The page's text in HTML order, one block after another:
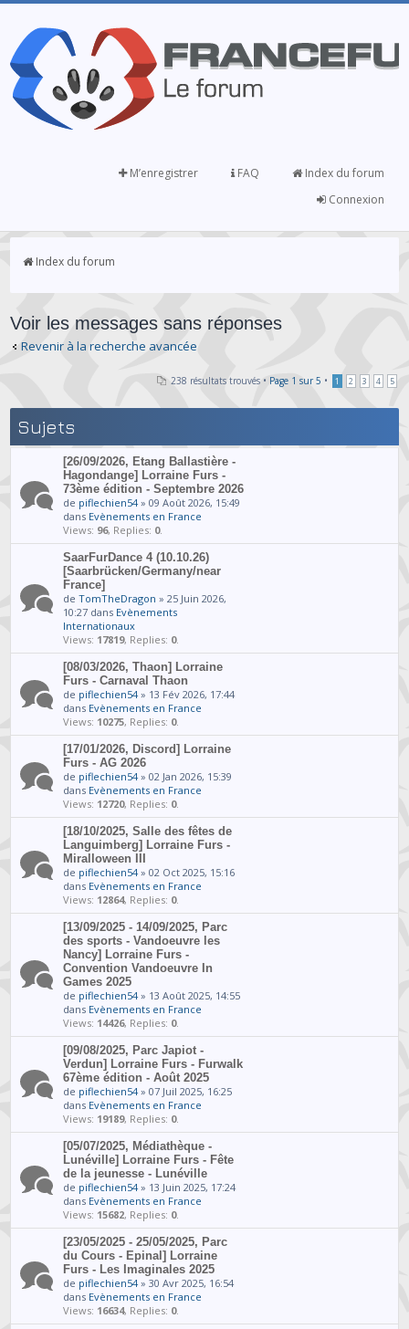
Index du forum
FAQ
M’enregistrer
Connexion
Index du forum
Voir les messages sans réponses
Revenir à la recherche avancée
238 résultats trouvés • Page 1 sur 5 • 1 2 3 4 5
Sujets
[26/09/2026, Etang Ballastière -
Hagondange] Lorraine Furs -
73ème édition - Septembre 2026
de piflechien54» 09 Août 2026, 15:49
dans Evènements en France
Views: 96, Replies: 0.
SaarFurDance 4 (10.10.26)
[Saarbrücken/Germany/near
France]
deTomTheDragon » 25 Juin 2026,
10:27 dans Evènements
Internationaux
Views: 17819, Replies: 0.
[08/03/2026, Thaon] Lorraine
Furs - Carnaval Thaon
de piflechien54» 13 Fév 2026, 17:44
dans Evènements en France
Views: 10275, Replies: 0.
[17/01/2026, Discord] Lorraine
Furs - AG 2026
de piflechien54» 02 Jan 2026, 15:39
dans Evènements en France
Views: 12720, Replies: 0.
[18/10/2025, Salle des fêtes de
Languimberg] Lorraine Furs -
Miralloween III
de piflechien54» 02 Oct 2025, 15:16
dans Evènements en France
Views: 12864, Replies: 0.
[13/09/2025 - 14/09/2025, Parc
des sports - Vandoeuvre les
Nancy] Lorraine Furs -
Convention Vandoeuvre In
Games 2025
de piflechien54» 13 Août 2025, 14:55
dans Evènements en France
Views: 14426, Replies: 0.
[09/08/2025, Parc Japiot -
Verdun] Lorraine Furs - Furwalk
67ème édition - Août 2025
de piflechien54» 07 Juil 2025, 16:25
dans Evènements en France
Views: 19189, Replies: 0.
[05/07/2025, Médiathèque -
Lunéville] Lorraine Furs - Fête
de la jeunesse - Lunéville
de piflechien54» 13 Juin 2025, 17:24
dans Evènements en France
Views: 15682, Replies: 0.
[23/05/2025 - 25/05/2025, Parc
du Cours - Epinal] Lorraine
Furs - Les Imaginales 2025
de piflechien54» 30 Avr 2025, 16:54
dans Evènements en France
Views: 16634, Replies: 0.